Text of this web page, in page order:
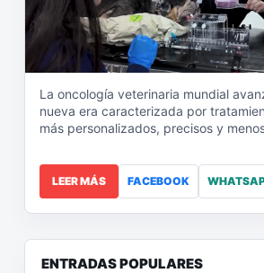
La oncología veterinaria mundial
nueva era caracterizada por
más personalizados, precisos y
LEER MÁS FACEBOOK
ENTRADAS POPULARES